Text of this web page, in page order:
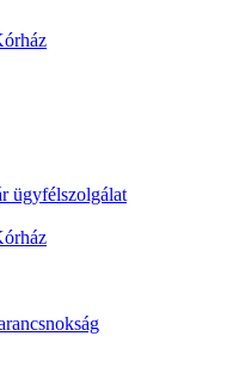
ügyfélszolgálat